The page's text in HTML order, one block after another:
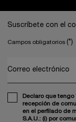
Suscríbete con el
Campos obligatorios (*)
Correo electrónico
Declaro que tengo
recepción de
en el perfilado de
S.A.U.: (i) por